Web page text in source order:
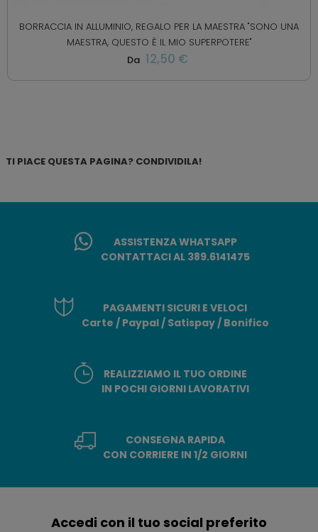
BORRACCIA IN ALLUMINIO, REGALO PER LA MAESTRA "SONO UNA
MAESTRA, QUESTO È IL MIO SUPERPOTERE"
Da 12,50 €
TI PIACE QUESTA PAGINA? CONDIVIDILA!
ASSISTENZA WHATSAPP
CONTATTACI AL 389.6141475
PAGAMENTI SICURI E VELOCI
Carte / Paypal / Satispay / Bonifico
REALIZZIAMO IL TUO ORDINE
IN POCHI GIORNI LAVORATIVI
CONSEGNA RAPIDA
CON CORRIERE IN 1/2 GIORNI
Accedi con il tuo social preferito